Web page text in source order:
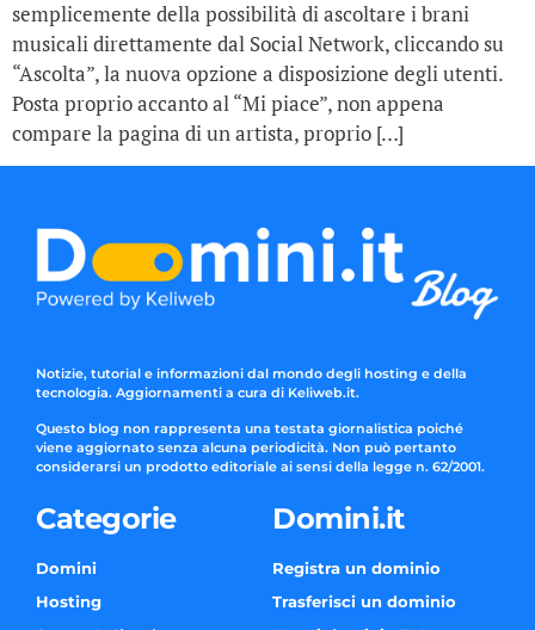
semplicemente della possibilità di ascoltare i brani
musicali direttamente dal Social Network, cliccando su
“Ascolta”, la nuova opzione a disposizione degli utenti.
Posta proprio accanto al “Mi piace”, non appena
compare la pagina di un artista, proprio […]
Notizie, tutorial e informazioni dal mondo degli hosting e della
tecnologia. Aggiornamenti a cura di Keliweb.it.
Questo blog non rappresenta una testata giornalistica poiché
viene aggiornato senza alcuna periodicità. Non può pertanto
considerarsi un prodotto editoriale ai sensi della legge n. 62/2001.
Categorie
Domini
Hosting
Domini.it
Registra un dominio
Trasferisci un dominio